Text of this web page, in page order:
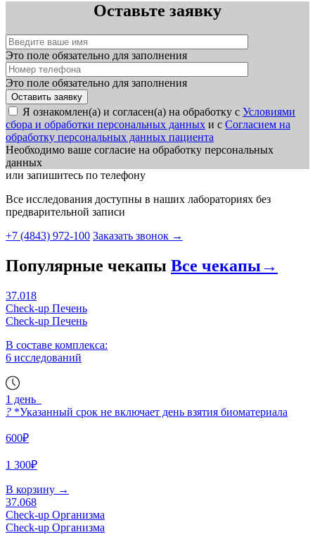
Оставьте заявку
Это поле обязательно для заполнения
Это поле обязательно для заполнения
Я ознакомлен(а) и согласен(а) на обработку с Условиями
сбора и обработки персональных данных и с Согласием на
обработку персональных данных пациента
Необходимо ваше согласие на обработку персональных
данных
или запишитесь по телефону
Все исследования доступны в наших лабораториях без
предварительной записи
+7 (4843) 972-100 Заказать звонок →
Популярные чекапы Все чекапы→
37.018
Check-up Печень
Check-up Печень
В составе комплекса:
6 исследований
1 день
? *Указанный срок не включает день взятия биоматериала
600₽
1 300₽
В корзину →
37.068
Check-up Организма
Check-up Организма